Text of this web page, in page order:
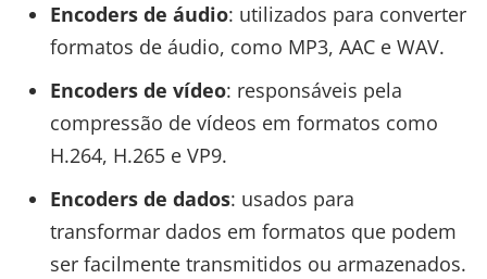
Encoders de áudio: utilizados para converter
formatos de áudio, como MP3, AAC e WAV.
Encoders de vídeo: responsáveis pela
compressão de vídeos em formatos como
H.264, H.265 e VP9.
Encoders de dados: usados para
transformar dados em formatos que podem
ser facilmente transmitidos ou armazenados.